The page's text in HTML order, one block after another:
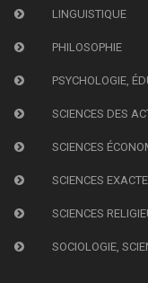
LINGUISTIQUE
PHILOSOPHIE
PSYCHOLOGIE,
SCIENCES DES
SCIENCES
SCIENCES
SCIENCES
SOCIOLOGIE,